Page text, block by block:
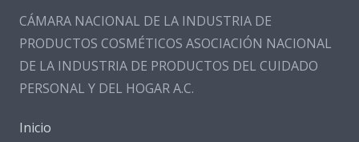
CÁMARA NACIONAL DE LA INDUSTRIA DE
PRODUCTOS COSMÉTICOS ASOCIACIÓN NACIONAL
DE LA INDUSTRIA DE PRODUCTOS DEL CUIDADO
PERSONAL Y DEL HOGAR A.C.
Inicio